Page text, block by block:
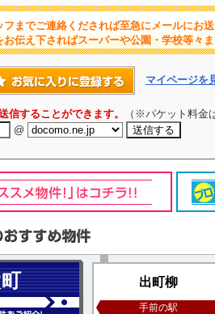
までご連絡くだされば至急にメールにお
伝え下さればスーパーや公園・学校等々
マイページを
信することができます。
（※パケット料金
@
出町柳
手前の駅